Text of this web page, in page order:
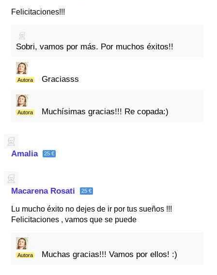
Felicitaciones!!!
Sobri, vamos por más. Por muchos éxitos!!
Autora Graciasss
Autora Muchísimas gracias!!! Re copada:)
Amalia 25 €
Macarena Rosati 25 €
Lu mucho éxito no dejes de ir por tus sueños !!!
Felicitaciones , vamos que se puede
Autora Muchas gracias!!! Vamos por ellos! :)